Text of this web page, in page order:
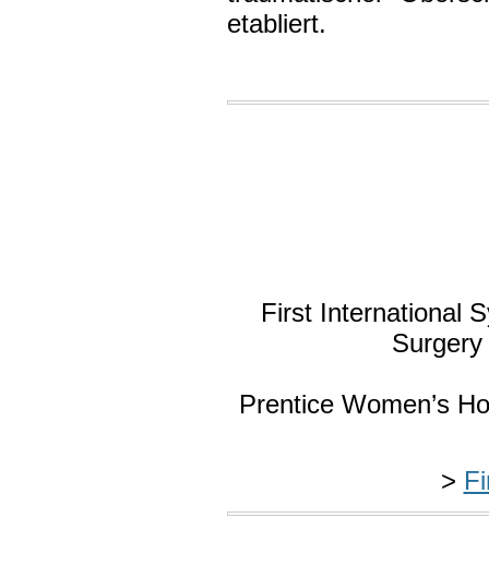
etabliert.
First International
Prentice Women’s
>